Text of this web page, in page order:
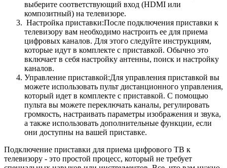
выберите соответствующий вход (HDMI или
композитный) на телевизоре.
Настройка приставки:После подключения приставки к
телевизору вам необходимо настроить ее для приема
цифровых каналов. Для этого следуйте инструкциям,
которые идут в комплекте с приставкой. Обычно это
включает в себя настройку антенны, поиск и настройку
каналов.
Управление приставкой:Для управления приставкой вы
можете использовать пульт дистанционного управления,
который идет в комплекте с приставкой. С помощью
пульта вы можете переключать каналы, регулировать
громкость, настраивать параметры изображения и звука,
а также использовать дополнительные функции, если
они доступны на вашей приставке.
Подключение приставки для приема цифрового ТВ к
телевизору - это простой процесс, который не требует